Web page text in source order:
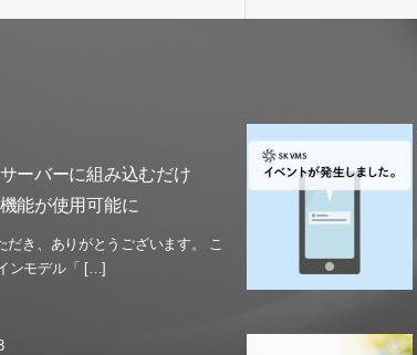
ーバーに組み込むだけ
能が使用可能に
だき、ありがとうございます。 こ
ンモデル「 […]